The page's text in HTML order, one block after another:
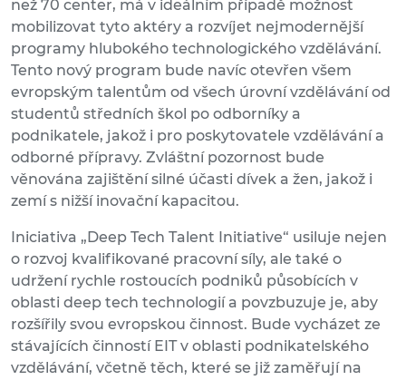
než 70 center, má v ideálním případě možnost
mobilizovat tyto aktéry a rozvíjet nejmodernější
programy hlubokého technologického vzdělávání.
Tento nový program bude navíc otevřen všem
evropským talentům od všech úrovní vzdělávání od
studentů středních škol po odborníky a
podnikatele, jakož i pro poskytovatele vzdělávání a
odborné přípravy. Zvláštní pozornost bude
věnována zajištění silné účasti dívek a žen, jakož i
zemí s nižší inovační kapacitou.
Iniciativa „Deep Tech Talent Initiative“ usiluje nejen
o rozvoj kvalifikované pracovní síly, ale také o
udržení rychle rostoucích podniků působících v
oblasti deep tech technologií a povzbuzuje je, aby
rozšířily svou evropskou činnost. Bude vycházet ze
stávajících činností EIT v oblasti podnikatelského
vzdělávání, včetně těch, které se již zaměřují na